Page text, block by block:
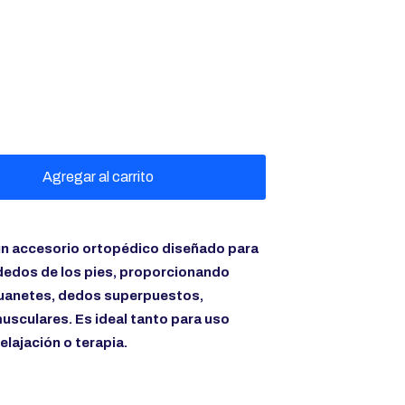
Agregar al carrito
accesorio ortopédico diseñado para
de los pies, proporcionando
dedos superpuestos,
Es ideal tanto para uso
o terapia.